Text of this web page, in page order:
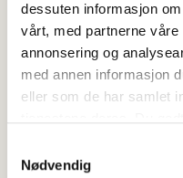
dessuten informasjon
vårt, med partnerne våre
annonsering og
med annen informasjon
eller som de har samlet
Nødvendig
Halloumisalat med
jordbær og
pestodressing
4.7
20-40 min